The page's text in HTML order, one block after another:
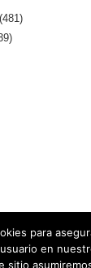
(481)
para
en
sitio